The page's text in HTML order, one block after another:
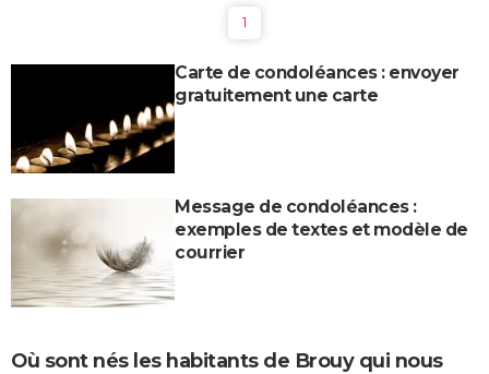
1
Carte de condoléances : envoyer
gratuitement une carte
Message de condoléances :
exemples de textes et modèle de
courrier
Où sont nés les habitants de Brouy qui nous